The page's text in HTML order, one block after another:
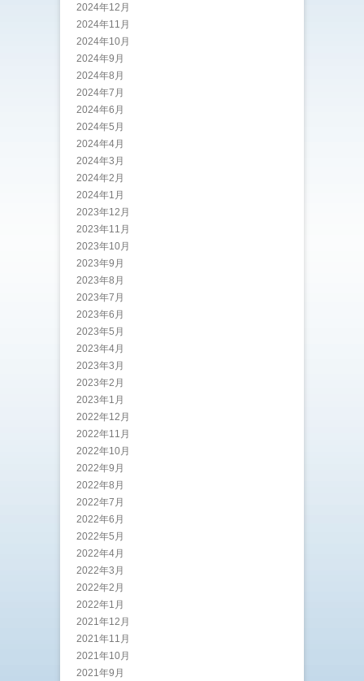
2024年12月
2024年11月
2024年10月
2024年9月
2024年8月
2024年7月
2024年6月
2024年5月
2024年4月
2024年3月
2024年2月
2024年1月
2023年12月
2023年11月
2023年10月
2023年9月
2023年8月
2023年7月
2023年6月
2023年5月
2023年4月
2023年3月
2023年2月
2023年1月
2022年12月
2022年11月
2022年10月
2022年9月
2022年8月
2022年7月
2022年6月
2022年5月
2022年4月
2022年3月
2022年2月
2022年1月
2021年12月
2021年11月
2021年10月
2021年9月